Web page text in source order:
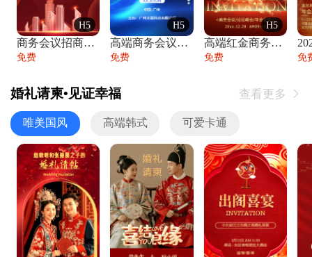
H5
商务会议招商展会科技峰会邀请函年会邀请
免费
H5
高端商务会议招商加盟展会峰会论坛邀请函
免费
H5
高端红金商务会议年会年终盛典答谢邀请函
免费 免
婚礼请柬•见证幸福 查看更多 
唯美国风 高端韩式 可爱卡通